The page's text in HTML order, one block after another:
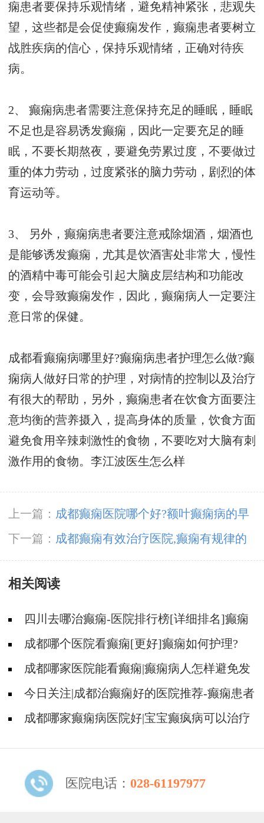
痫患者要保持乐观情绪，避免精神紧张，悲观失
望，这些都是会促使癫痫发作，癫痫患者要树立
战胜疾病的信心，保持乐观情绪，正确对待疾
病。
2、 癫痫病患者需要注意保持充足的睡眠，睡眠
不足也是容易诱发癫痫，因此一定要充足的睡
眠，不要长期熬夜，要避免劳累过度，不要做过
重的体力劳动，过度紧张的脑力劳动，剧烈的体
育运动等。
3、 另外，癫痫病患者要注意戒除烟酒，烟酒也
是能够诱发癫痫，尤其是饮酒害处非常大，慢性
的酒精中毒可能会引起大脑皮层结构和功能改
变，会导致癫痫发作，因此，癫痫病人一定要注
意日常的保健。
成都看癫痫病哪里好?癫痫病患者护理怎么做?癫
痫病人做好日常的护理，对病情的控制以及治疗
有很大的帮助，另外，癫痫患者在饮食方面要注
意均衡的营养摄入，提高身体的质量，饮食方面
避免食用辛辣刺激性的食物，不要吃对大脑有刺
激作用的食物。 李江波医生怎么样
上一篇： 成都癫痫医院哪个好?额叶癫痫病的早
期症状?
下一篇： 成都癫痫有效治疗医院,癫痫有规律的
发作吗?
相关阅读
四川去哪治癫痫-医院排行榜[详细排名]癫痫
治疗怎么治比较好?
成都哪个医院看癫痫[更好]癫痫如何护理?
成都哪家医院能看癫痫|癫痫病人怎样避免发
病?今日关注|成都治癫痫好的医院推荐-癫痫患者
怎样正确用药?
成都哪家癫痫病医院好|宝宝癫疯病可以治疗
医院电话： 028-61197977